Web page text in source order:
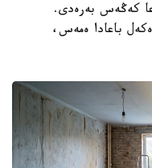
كەڭەس بەرەدى.
باعادا ەمەس،